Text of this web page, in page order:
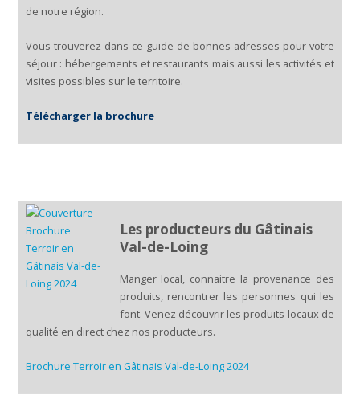
de notre région.
Vous trouverez dans ce guide de bonnes adresses pour votre
séjour : hébergements et restaurants mais aussi les activités et
visites possibles sur le territoire.
Télécharger la brochure
Les producteurs du Gâtinais
Val-de-Loing
Manger local, connaitre la provenance des
produits, rencontrer les personnes qui les
font. Venez découvrir les produits locaux de
qualité en direct chez nos producteurs.
Brochure Terroir en Gâtinais Val-de-Loing 2024